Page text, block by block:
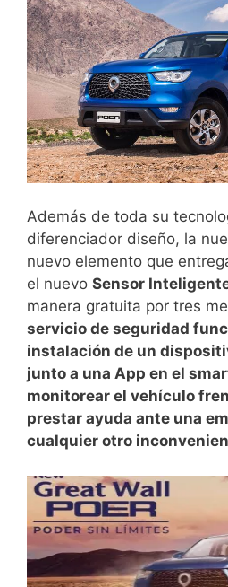
Además de toda su
diferenciador diseño, la
nuevo elemento que
el nuevo Sensor
manera gratuita por tres
servicio de seguridad
instalación de un
junto a una App en el
monitorear el vehículo
prestar ayuda ante una
cualquier otro